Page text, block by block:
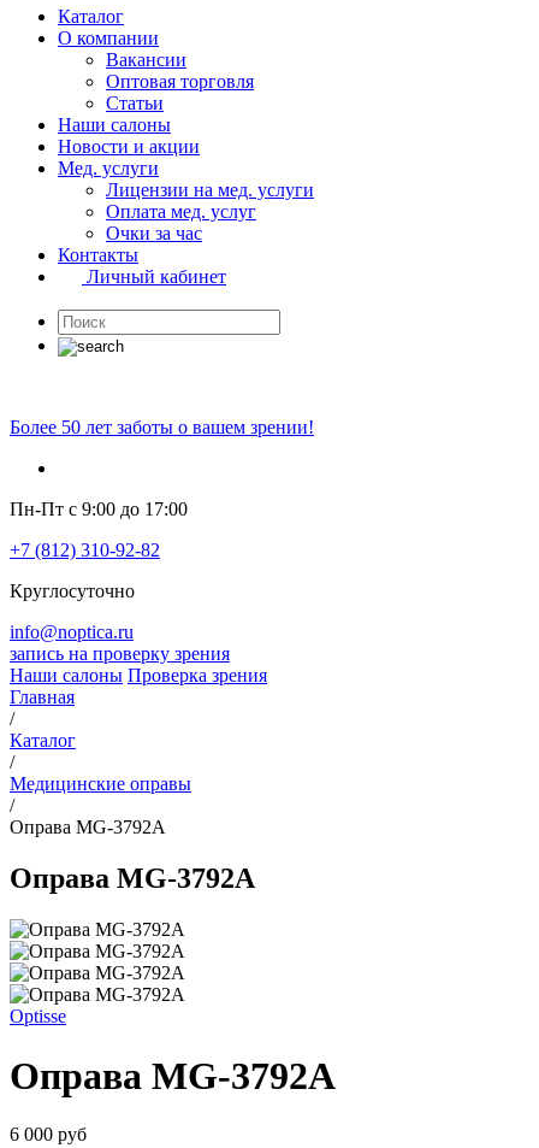
Каталог
О компании
Вакансии
Оптовая торговля
Статьи
Наши салоны
Новости и акции
Мед. услуги
Лицензии на мед. услуги
Оплата мед. услуг
Очки за час
Контакты
Личный кабинет
Более 50 лет заботы о вашем зрении!
Пн-Пт с 9:00 до 17:00
+7 (812) 310-92-82
Круглосуточно
info@noptica.ru
запись на проверку зрения
Наши салоны Проверка зрения
Главная
/
Каталог
/
Медицинские оправы
/
Оправа MG-3792A
Оправа MG-3792A
Optisse
Оправа MG-3792A
6 000 руб